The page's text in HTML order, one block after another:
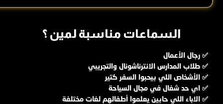
السماعات مناسبة لمين ؟
✅ رجال الأعمال
✅ طلاب المدارس الانترناشونال والتجريبي
✅ الأشخاص اللي بيحبوا السفر كتير
✅ اي حد شغال في مجال السياحة
✅ الاباء اللي حابين يعلموا أطفالهم لغات مختلفة